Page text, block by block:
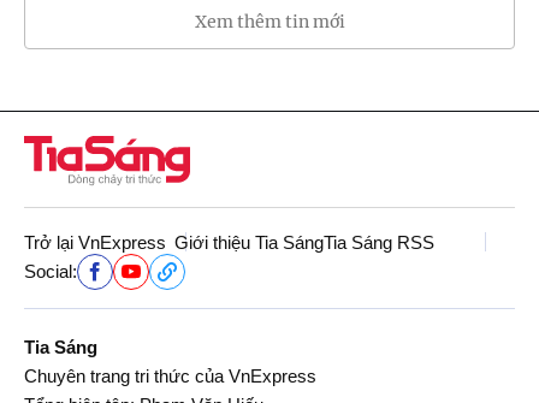
Xem thêm tin mới
Trở lại VnExpress Giới thiệu Tia SángTia Sáng RSS
Social:
Tia Sáng
Chuyên trang tri thức của VnExpress